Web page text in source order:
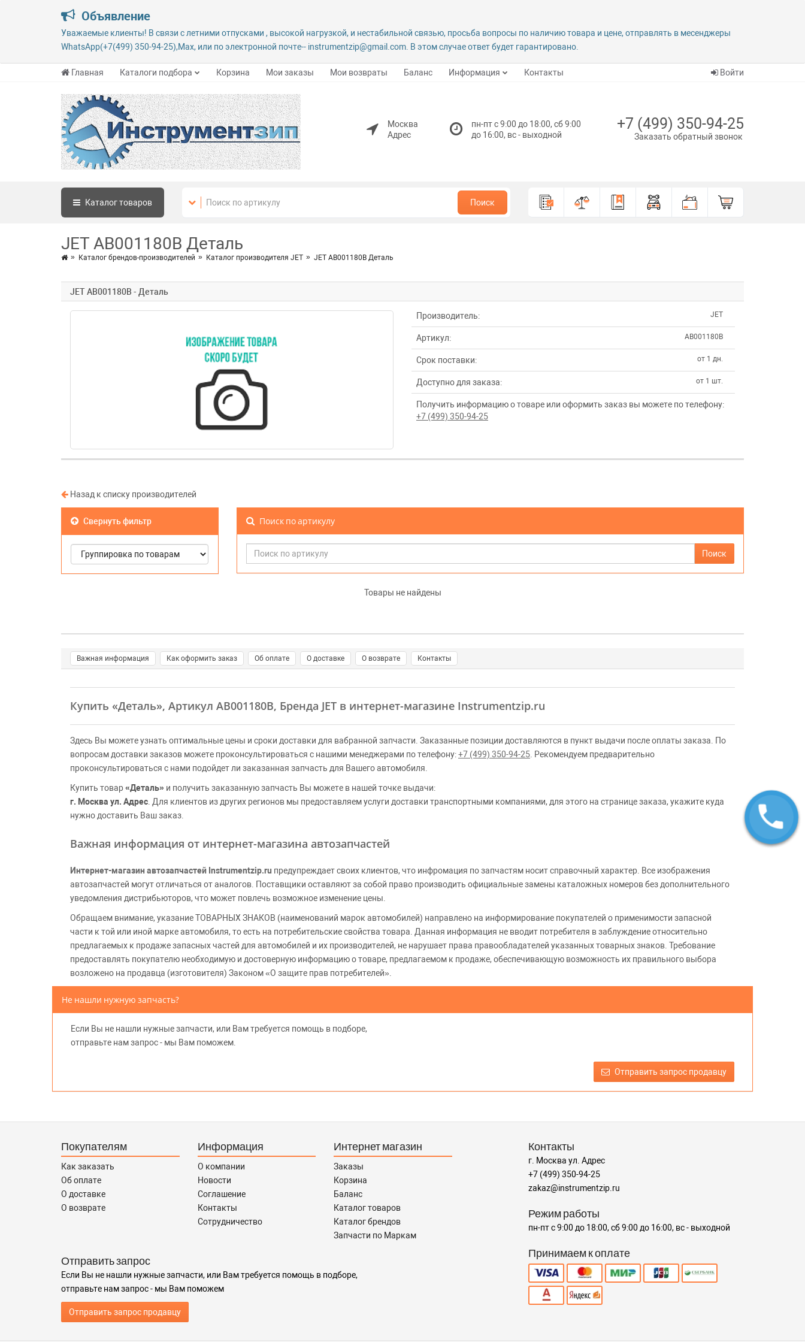
Объявление
Уважаемые клиенты! В связи с летними отпусками , высокой нагрузкой, и нестабильной связью, просьба вопросы по наличию товара и цене, отправлять в месенджеры
WhatsApp(+7(499) 350-94-25),Max, или по электронной почте-- instrumentzip@gmail.com. В этом случае ответ будет гарантировано.
Главная Каталоги подбора Корзина Мои заказы Мои возвраты Баланс Информация Контакты Войти
Москва
Адрес
пн-пт с 9:00 до 18:00, сб 9:00
до 16:00, вс - выходной
+7 (499) 350-94-25
Заказать обратный звонок
Каталогтоваров Поиск
JET AB001180B Деталь
Каталог брендов-производителей Каталог производителя JET JET AB001180B Деталь
JET AB001180B - Деталь
Производитель: JET
Артикул: AB001180B
Срок поставки: от 1 дн.
Доступно для заказа: от 1 шт.
Получить информацию о товаре или оформить заказ вы можете по телефону:
+7 (499) 350-94-25
Назад к списку производителей
Свернуть фильтр Поиск по артикулу
Поиск
Товары не найдены
Важная информация Как оформить заказ Об оплате О доставке О возврате Контакты
Купить «Деталь», Артикул AB001180B, Бренда JET в интернет-магазине Instrumentzip.ru
Здесь Вы можете узнать оптимальные цены и сроки доставки для вабранной запчасти. Заказанные позиции доставляются в пункт выдачи после оплаты заказа. По
вопросам доставки заказов можете проконсультироваться с нашими менеджерами по телефону:+7 (499) 350-94-25 . Рекомендуем предварительно
проконсультироваться с нами подойдет ли заказанная запчасть для Вашего автомобиля.
Купить товар«Деталь» и получить заказанную запчасть Вы можете в нашей точке выдачи:
г. Москва ул. Адрес . Для клиентов из других регионов мы предоставляем услуги доставки транспортными компаниями, для этого на странице заказа, укажите куда
нужно доставить Ваш заказ.
Важная информация от интернет-магазина автозапчастей
Интернет-магазин автозапчастей Instrumentzip.ru предупреждает своих клиентов, что инфромация по запчастям носит справочный характер. Все изображения
автозапчастей могут отличаться от аналогов. Поставщики оставляют за собой право производить официальные замены каталожных номеров без дополнительного
уведомления дистрибьюторов, что может повлечь возможное изменение цены.
Обращаем внимание, указание ТОВАРНЫХ ЗНАКОВ (наименований марок автомобилей) направлено на информирование покупателей о применимости запасной
части к той или иной марке автомобиля, то есть на потребительские свойства товара. Данная информация не вводит потребителя в заблуждение относительно
предлагаемых к продаже запасных частей для автомобилей и их производителей, не нарушает права правообладателей указанных товарных знаков. Требование
предоставлять покупателю необходимую и достоверную информацию о товаре, предлагаемом к продаже, обеспечивающую возможность их правильного выбора
возложено на продавца (изготовителя) Законом «О защите прав потребителей».
Не нашли нужную запчасть?
Если Вы не нашли нужные запчасти, или Вам требуется помощь в подборе,
отправьте нам запрос - мы Вам поможем.
Отправить запрос продавцу
Покупателям
Как заказать
Об оплате
О доставке
О возврате
Информация
О компании
Новости
Соглашение
Контакты
Сотрудничество
Интернет магазин
Заказы
Корзина
Баланс
Каталог товаров
Каталог брендов
Запчасти по Маркам
Отправить запрос
Если Вы не нашли нужные запчасти, или Вам требуется помощь в подборе,
отправьте нам запрос - мы Вам поможем
Отправить запрос продавцу
Контакты
г. Москва ул. Адрес
+7 (499) 350-94-25
zakaz@instrumentzip.ru
Режим работы
пн-пт с 9:00 до 18:00, сб 9:00 до 16:00, вс - выходной
Принимаем к оплате